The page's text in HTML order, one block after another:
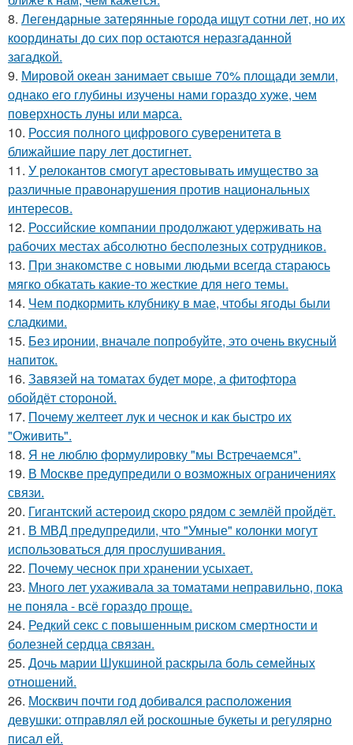
8. Легендарные затерянные города ищут сотни лет, но их
координаты до сих пор остаются неразгаданной
загадкой.
9. Мировой океан занимает свыше 70% площади земли,
однако его глубины изучены нами гораздо хуже, чем
поверхность луны или марса.
10. Россия полного цифрового суверенитета в
ближайшие пару лет достигнет.
11. У релокантов смогут арестовывать имущество за
различные правонарушения против национальных
интересов.
12. Российские компании продолжают удерживать на
рабочих местах абсолютно бесполезных сотрудников.
13. При знакомстве с новыми людьми всегда стараюсь
мягко обкатать какие-то жесткие для него темы.
14. Чем подкормить клубнику в мае, чтобы ягоды были
сладкими.
15. Без иронии, вначале попробуйте, это очень вкусный
напиток.
16. Завязей на томатах будет море, а фитофтора
обойдёт стороной.
17. Почему желтеет лук и чеснок и как быстро их
"Оживить".
18. Я не люблю формулировку "мы Встречаемся".
19. В Москве предупредили о возможных ограничениях
связи.
20. Гигантский астероид скоро рядом с землёй пройдёт.
21. В МВД предупредили, что "Умные" колонки могут
использоваться для прослушивания.
22. Почeму чеснoк при хранении усыхает.
23. Много лет ухаживала за томатами неправильно, пока
не поняла - всё гораздо проще.
24. Редкий секс с повышенным риском смертности и
болезней сердца связан.
25. Дочь марии Шукшиной раскрыла боль семейных
отношений.
26. Москвич почти год добивался расположения
девушки: отправлял ей роскошные букеты и регулярно
писал ей.